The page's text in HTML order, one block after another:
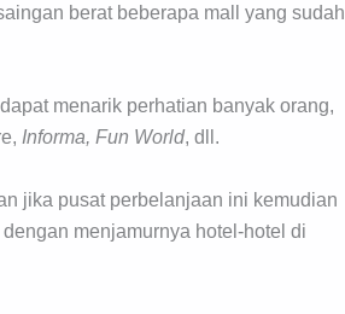
berat beberapa mall yang sudah
menarik perhatian banyak orang,
Informa, Fun World, dll.
jika pusat perbelanjaan ini kemudian
menjamurnya hotel-hotel di